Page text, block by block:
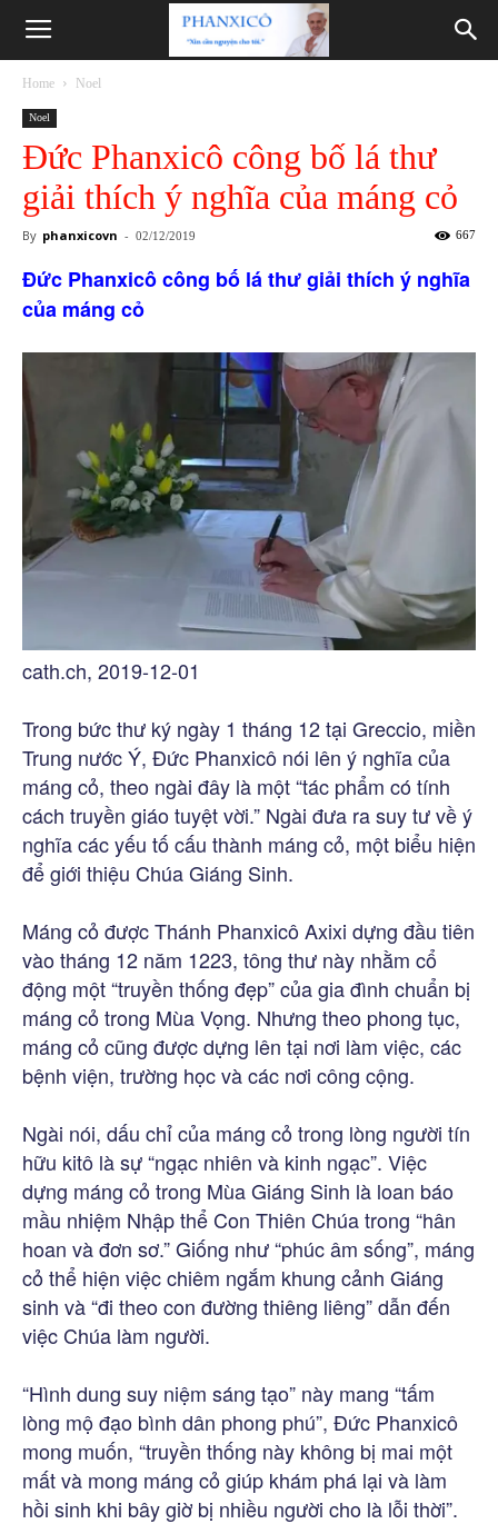
Phanxicô
Home Noel
Noel
Đức Phanxicô công bố lá thư
giải thích ý nghĩa của máng cỏ
By phanxicovn - 02/12/2019 667
Đức Phanxicô công bố lá thư giải thích ý nghĩa
của máng cỏ
cath.ch, 2019-12-01
Trong bức thư ký ngày 1 tháng 12 tại Greccio, miền
Trung nước Ý, Đức Phanxicô nói lên ý nghĩa của
máng cỏ, theo ngài đây là một “tác phẩm có tính
cách truyền giáo tuyệt vời.” Ngài đưa ra suy tư về ý
nghĩa các yếu tố cấu thành máng cỏ, một biểu hiện
để giới thiệu Chúa Giáng Sinh.
Máng cỏ được Thánh Phanxicô Axixi dựng đầu tiên
vào tháng 12 năm 1223, tông thư này nhằm cổ
động một “truyền thống đẹp” của gia đình chuẩn bị
máng cỏ trong Mùa Vọng. Nhưng theo phong tục,
máng cỏ cũng được dựng lên tại nơi làm việc, các
bệnh viện, trường học và các nơi công cộng.
Ngài nói, dấu chỉ của máng cỏ trong lòng người tín
hữu kitô là sự “ngạc nhiên và kinh ngạc”. Việc
dựng máng cỏ trong Mùa Giáng Sinh là loan báo
mầu nhiệm Nhập thể Con Thiên Chúa trong “hân
hoan và đơn sơ.” Giống như “phúc âm sống”, máng
cỏ thể hiện việc chiêm ngắm khung cảnh Giáng
sinh và “đi theo con đường thiêng liêng” dẫn đến
việc Chúa làm người.
“Hình dung suy niệm sáng tạo” này mang “tấm
lòng mộ đạo bình dân phong phú”, Đức Phanxicô
mong muốn, “truyền thống này không bị mai một
mất và mong máng cỏ giúp khám phá lại và làm
hồi sinh khi bây giờ bị nhiều người cho là lỗi thời”.